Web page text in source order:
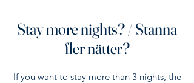
Stay more nights? / Stanna
fler nätter?
If you want to stay more than 3 nights, the